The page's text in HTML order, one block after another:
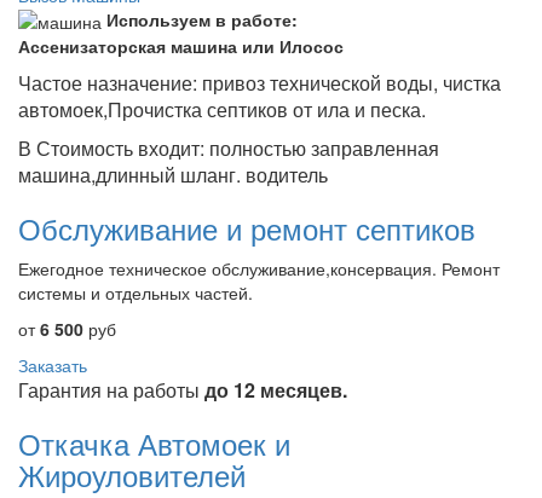
Используем в работе:
Ассенизаторская машина или Илосос
Частое назначение: привоз технической воды, чистка
автомоек,Прочистка септиков от ила и песка.
В Стоимость входит: полностью заправленная
машина,длинный шланг. водитель
Обслуживание и ремонт септиков
Ежегодное техническое обслуживание,консервация. Ремонт
системы и отдельных частей.
от6 500 руб
Заказать
Гарантия на работы до 12 месяцев.
Откачка Автомоек и
Жироуловителей